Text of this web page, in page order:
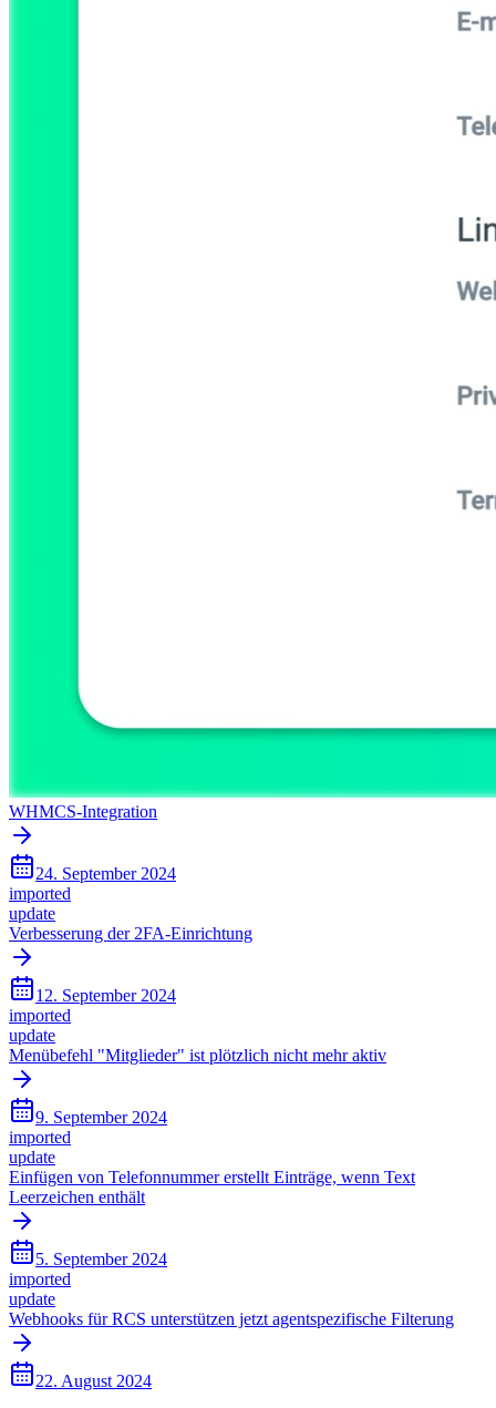
WHMCS-Integration
24. September 2024
imported
update
Verbesserung der 2FA-Einrichtung
12. September 2024
imported
update
Menübefehl "Mitglieder" ist plötzlich nicht mehr aktiv
9. September 2024
imported
update
Einfügen von Telefonnummer erstellt Einträge, wenn Text
Leerzeichen enthält
5. September 2024
imported
update
Webhooks für RCS unterstützen jetzt agentspezifische Filterung
22. August 2024